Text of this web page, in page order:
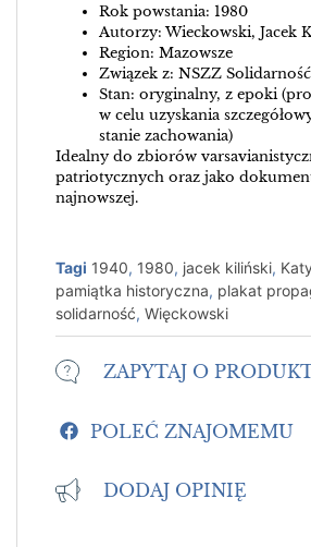
Rok powstania: 1980
Autorzy: Wieckowski, Jacek
Region: Mazowsze
Związek z: NSZZ Solidarność
Stan: oryginalny, z epoki
w celu uzyskania
stanie zachowania)
Idealny do zbiorów
patriotycznych oraz jako
najnowszej.
Tagi 1940, 1980, jacek kiliński,
pamiątka historyczna, plakat
solidarność, Więckowski
ZAPYTAJ O
POLEĆ ZNAJOMEMU
DODAJ OPINIĘ